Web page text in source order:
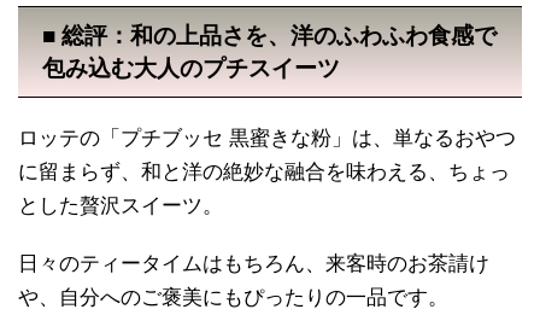
■ 総評：和の上品さを、洋のふわふわ食感で
包み込む大人のプチスイーツ
ロッテの「プチブッセ 黒蜜きな粉」は、単なるおやつ
に留まらず、和と洋の絶妙な融合を味わえる、ちょっ
とした贅沢スイーツ。
日々のティータイムはもちろん、来客時のお茶請け
や、自分へのご褒美にもぴったりの一品です。